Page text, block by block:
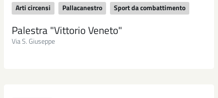
Arti circensi
Pallacanestro Sport da combattimento
Palestra "Vittorio Veneto"
Via S. Giuseppe